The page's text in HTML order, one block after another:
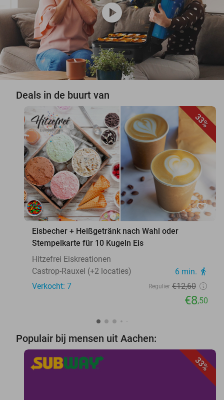
play_circle
Deals in de buurt van
33%
favorite_border
Eisbecher + Heißgetränk nach Wahl oder
Stempelkarte für 10 Kugeln Eis
Hitzefrei Eiskreationen
Castrop-Rauxel (+2 locaties)
6 min. directions_walk
Verkocht: 7 Regulier €12,60
€8,50
Populair bij mensen uit Aachen:
33%